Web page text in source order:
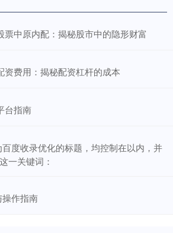
票中原内配：揭秘股市中的隐形财富
资费用：揭秘配资杠杆的成本
台指南
度收录优化的标题，均控制在以内，并
一关键词：
作指南